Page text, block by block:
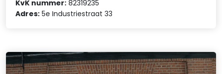
KvK nummer: 82319235
Adres: 5e Industriestraat 33